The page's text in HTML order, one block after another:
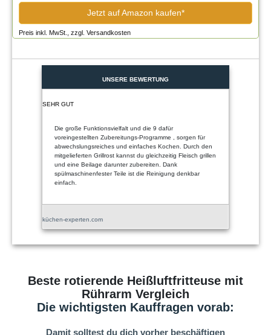
Jetzt auf Amazon kaufen*
Preis inkl. MwSt., zzgl. Versandkosten
UNSERE BEWERTUNG
SEHR GUT
Die große Funktionsvielfalt und die 9 dafür
voreingestellten Zubereitungs-Programme , sorgen für
abwechslungsreiches und einfaches Kochen. Durch den
mitgelieferten Grillrost kannst du gleichzeitig Fleisch grillen
und eine Beilage darunter zubereiten. Dank
spülmaschinenfester Teile ist die Reinigung denkbar
einfach.
küchen-experten.com
Beste rotierende Heißluftfritteuse mit
Rührarm Vergleich
Die wichtigsten Kauffragen vorab:
Damit solltest du dich vorher beschäftigen